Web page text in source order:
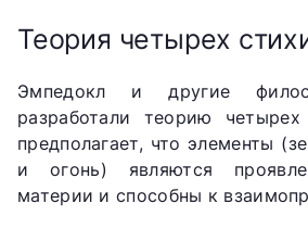
Теория четырех
Эмпедокл и другие
разработали теорию
предполагает, что элементы
и огонь) являются
материи и способны к